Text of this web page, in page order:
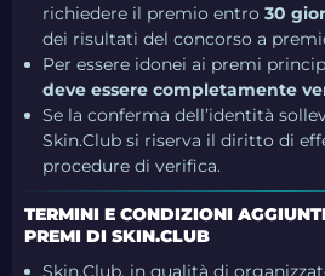
richiedere il premio entro 30
dei risultati del concorso a
Per essere idonei ai premi
deve essere completamente
Se la conferma dell’identità
Skin.Club si riserva il diritto di
procedure di verifica.
TERMINI E CONDIZIONI
PREMI DI SKIN.CLUB
Skin.Club, in qualità di